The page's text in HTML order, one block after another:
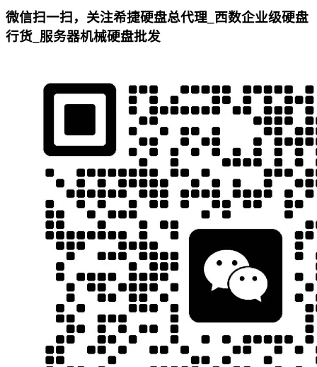
微信扫一扫，关注希捷硬盘总代理_西数企业级硬盘
行货_服务器机械硬盘批发